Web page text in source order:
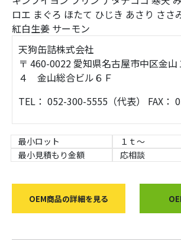
ロエ まぐろ ほたて ひじき あさり ささ
紅白生姜 サーモン
天狗缶詰株式会社
〒 460-0022 愛知県名古屋市中区金山
４ 金山総合ビル６Ｆ
TEL： 052-300-5555（代表） FAX：
最小ロット
１ｔ～
最小見積もり金額
応相談
OEM商品の詳細を見る